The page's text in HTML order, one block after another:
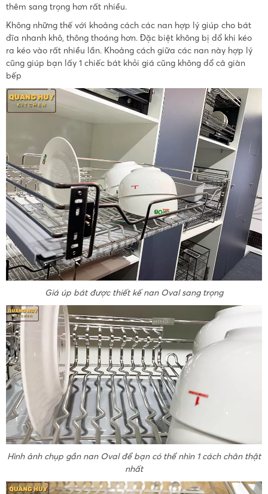
thêm sang trọng hơn rất nhiều.
Không những thế với khoảng cách các nan hợp lý giúp cho bát
đĩa nhanh khô, thông thoáng hơn. Đặc biệt không bị đổ khi kéo
ra kéo vào rất nhiều lần. Khoảng cách giữa các nan này hợp lý
cũng giúp bạn lấy 1 chiếc bát khỏi giá cũng không đổ cả giàn
bếp
Giá úp bát được thiết kế nan Oval sang trọng
Hình ảnh chụp gần nan Oval để bạn có thể nhìn 1 cách chân thật
nhất